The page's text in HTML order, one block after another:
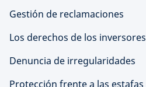
Gestión de reclamaciones
Los derechos de los inversores
Denuncia de irregularidades
Protección frente a las estafas